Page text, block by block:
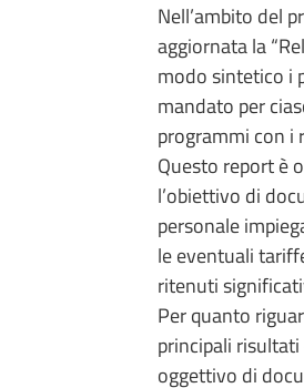
Nell’ambito del
aggiornata la
modo sintetico i
mandato per
programmi con i
Questo report è
l’obiettivo di
personale
le eventuali
ritenuti
Per quanto
principali
oggettivo di